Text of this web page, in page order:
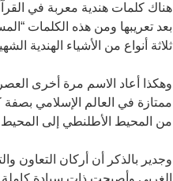
هناك كلمات هندية معربة في
بعد تعريبها ومن هذه الكلمات
ثلاثة أنواع من الأشياء الهندية
وهكذا أعاد الاسم مرة أخرى العصر
ممتازة في العالم الإسلامي
من المحيط الأطلنطي إلى
وجدير بالذكر أن أركان التعاون